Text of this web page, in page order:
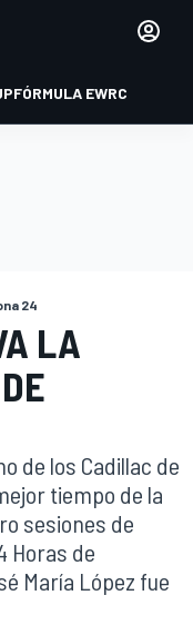
FÓRMULA EWRC
24
LA
de los Cadillac de
tiempo de la
sesiones de
Horas de
María López fue